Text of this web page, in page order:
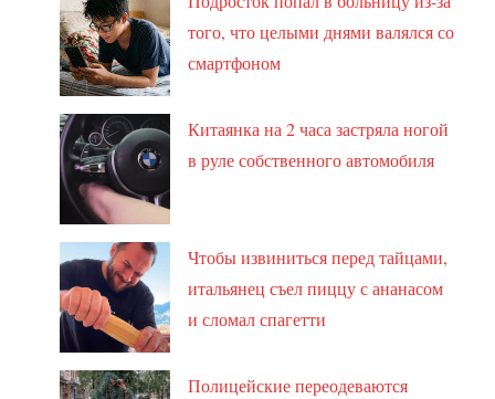
того, что целыми днями валялся со
смартфоном
Китаянка на 2 часа застряла ногой
в руле собственного автомобиля
Чтобы извиниться перед тайцами,
итальянец съел пиццу с ананасом
и сломал спагетти
Полицейские переодеваются